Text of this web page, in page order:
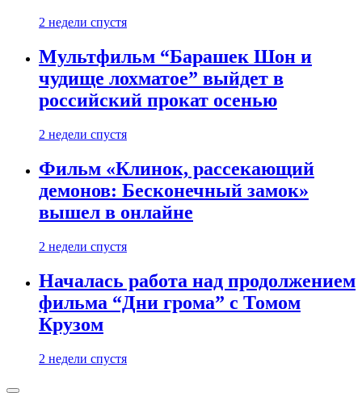
2 недели спустя
Мультфильм “Барашек Шон и
чудище лохматое” выйдет в
российский прокат осенью
2 недели спустя
Фильм «Клинок, рассекающий
демонов: Бесконечный замок»
вышел в онлайне
2 недели спустя
Началась работа над продолжением
фильма “Дни грома” с Томом
Крузом
2 недели спустя